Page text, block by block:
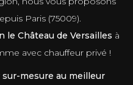
Paris (75009).
le Château de Versailles à
avec chauffeur privé !
mesure au meilleur